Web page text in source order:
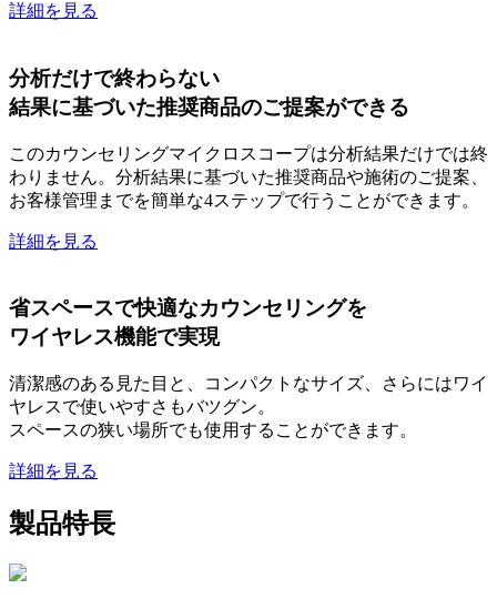
詳細を見る
分析だけで終わらない
結果に基づいた推奨商品のご提案ができる
このカウンセリングマイクロスコープは分析結果だけでは終
わりません。分析結果に基づいた推奨商品や施術のご提案、
お客様管理までを簡単な4ステップで行うことができます。
詳細を見る
省スペースで快適なカウンセリングを
ワイヤレス機能で実現
清潔感のある見た目と、コンパクトなサイズ、さらにはワイ
ヤレスで使いやすさもバツグン。
スペースの狭い場所でも使用することができます。
詳細を見る
製品特長